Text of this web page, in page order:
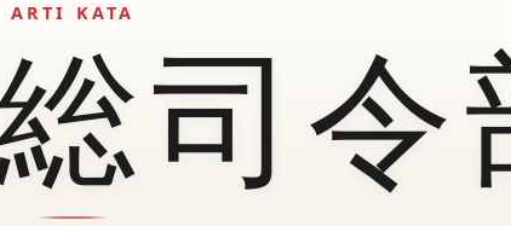
ARTI KATA
司令